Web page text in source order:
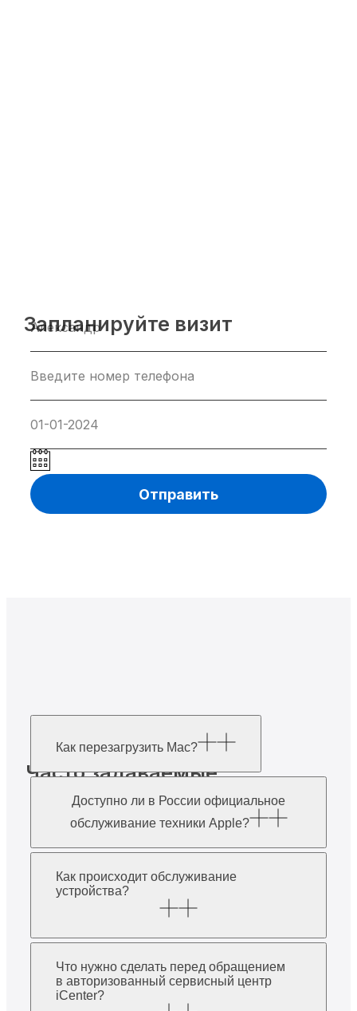
Запланируйте визит
Отправить
Часто задаваемые
вопросы
Как перезагрузить Mac?
Доступно ли в России официальное
обслуживание техники Apple?
Как происходит обслуживание
устройства?
Что нужно сделать перед обращением
в авторизованный сервисный центр
iCenter?